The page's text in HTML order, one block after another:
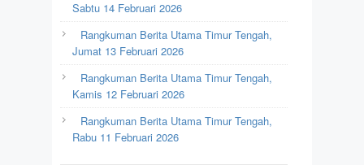
Sabtu 14 Februari 2026
Rangkuman Berita Utama Timur Tengah,
Jumat 13 Februari 2026
Rangkuman Berita Utama Timur Tengah,
Kamis 12 Februari 2026
Rangkuman Berita Utama Timur Tengah,
Rabu 11 Februari 2026